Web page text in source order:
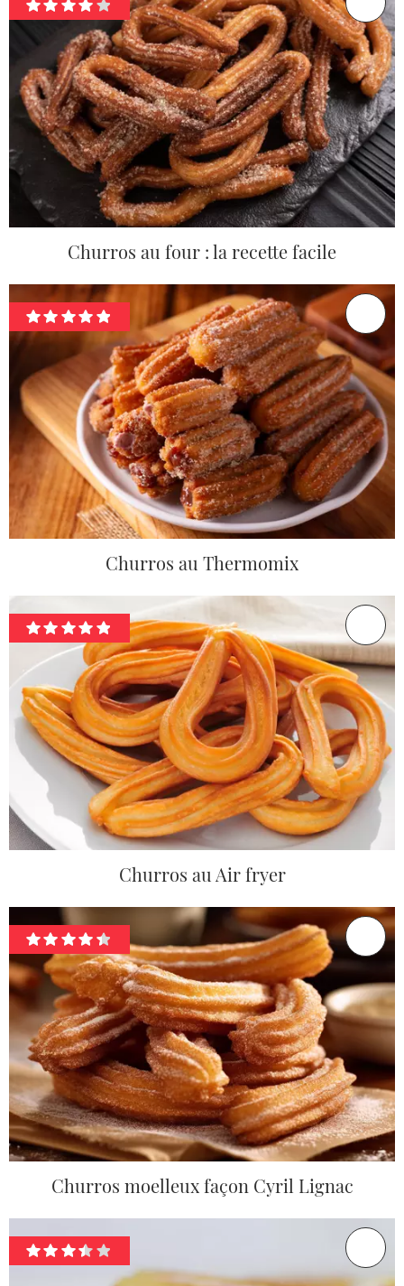
Churros au four : la recette facile
Churros au Thermomix
Churros au Air fryer
Churros moelleux façon Cyril Lignac